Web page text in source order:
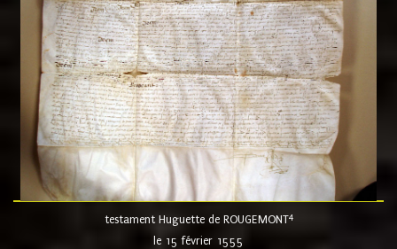
testament Huguette de ROUGEMONT4
le 15 février 1555